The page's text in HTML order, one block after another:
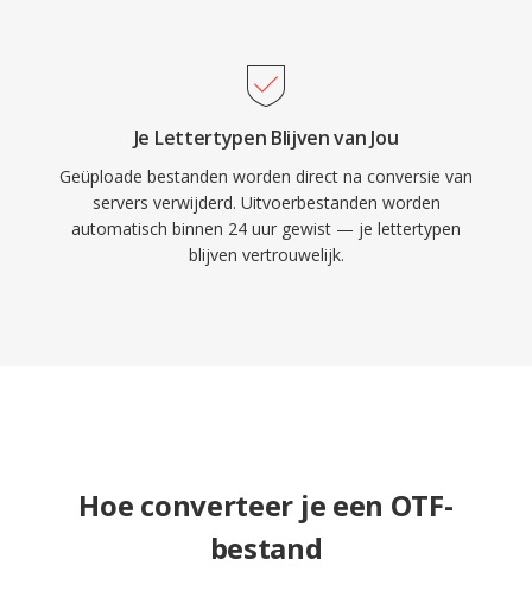
Je Lettertypen Blijven van Jou
Geüploade bestanden worden direct na conversie van
servers verwijderd. Uitvoerbestanden worden
automatisch binnen 24 uur gewist — je lettertypen
blijven vertrouwelijk.
Hoe converteer je een OTF-
bestand